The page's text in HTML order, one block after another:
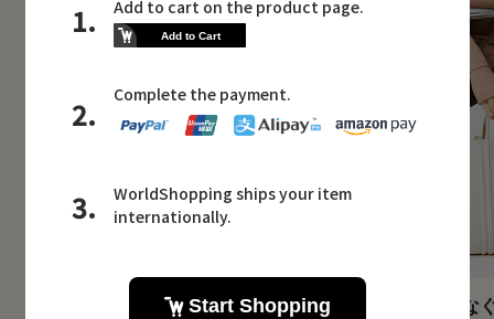
STATE OF ESCAPE
晩夏から秋へつな